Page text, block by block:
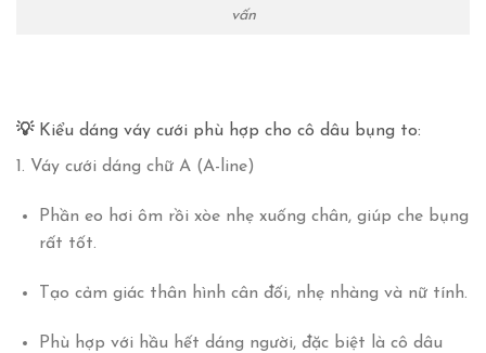
vấn
💡 Kiểu dáng váy cưới phù hợp cho cô dâu bụng to:
1. Váy cưới dáng chữ A (A-line)
Phần eo hơi ôm rồi xòe nhẹ xuống chân, giúp che bụng
rất tốt.
Tạo cảm giác thân hình cân đối, nhẹ nhàng và nữ tính.
Phù hợp với hầu hết dáng người, đặc biệt là cô dâu